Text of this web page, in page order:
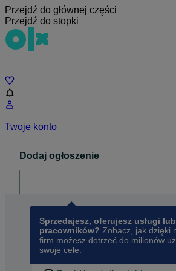
Przejdź do głównej części
Przejdź do stopki
Twoje konto
Dodaj ogłoszenie
Sprzedajesz, oferujesz usługi
pracowników? Zobacz, jak dzięki
firm możesz dotrzeć do milionów
swoje cele.